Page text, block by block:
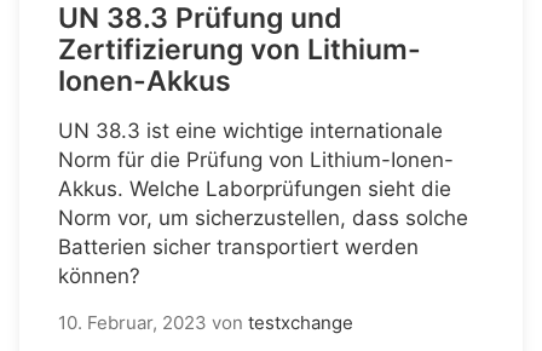
UN 38.3 Prüfung und
Zertifizierung von Lithium-
Ionen-Akkus
UN 38.3 ist eine wichtige internationale
Norm für die Prüfung von Lithium-Ionen-
Akkus. Welche Laborprüfungen sieht die
Norm vor, um sicherzustellen, dass solche
Batterien sicher transportiert werden
können?
10. Februar, 2023 von testxchange